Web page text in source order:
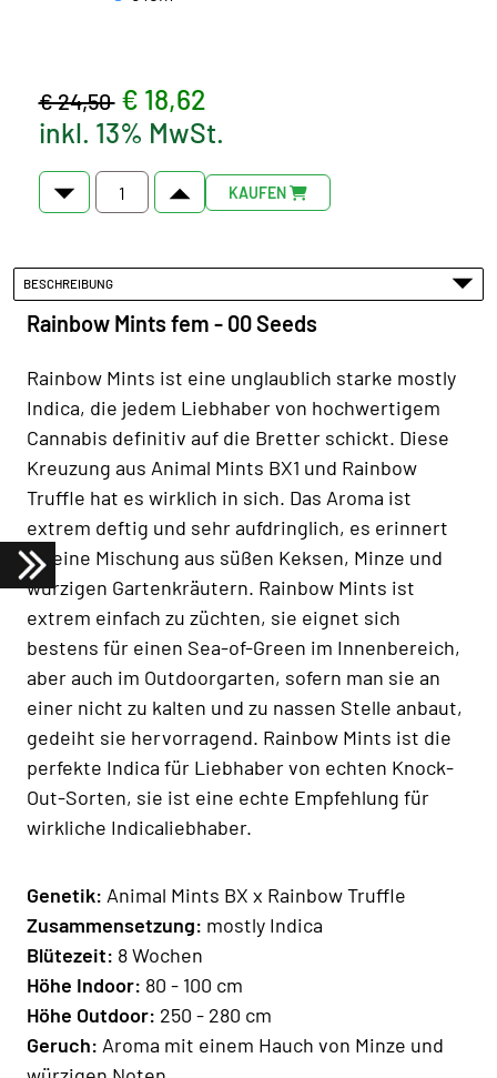
€ 24,50 € 18,62
inkl. 13% MwSt.
KAUFEN
BESCHREIBUNG
Rainbow Mints fem - 00 Seeds
Rainbow Mints ist eine unglaublich starke mostly
Indica, die jedem Liebhaber von hochwertigem
Cannabis definitiv auf die Bretter schickt. Diese
Kreuzung aus Animal Mints BX1 und Rainbow
Truffle hat es wirklich in sich. Das Aroma ist
extrem deftig und sehr aufdringlich, es erinnert
an eine Mischung aus süßen Keksen, Minze und
würzigen Gartenkräutern. Rainbow Mints ist
extrem einfach zu züchten, sie eignet sich
bestens für einen Sea-of-Green im Innenbereich,
aber auch im Outdoorgarten, sofern man sie an
einer nicht zu kalten und zu nassen Stelle anbaut,
gedeiht sie hervorragend. Rainbow Mints ist die
perfekte Indica für Liebhaber von echten Knock-
Out-Sorten, sie ist eine echte Empfehlung für
wirkliche Indicaliebhaber.
Genetik: Animal Mints BX x Rainbow Truffle
Zusammensetzung: mostly Indica
Blütezeit: 8 Wochen
Höhe Indoor: 80 - 100 cm
Höhe Outdoor: 250 - 280 cm
Geruch: Aroma mit einem Hauch von Minze und